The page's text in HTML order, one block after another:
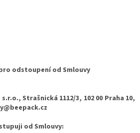
odstoupení od Smlouvy
Strašnická 1112/3, 102 00 Praha 10,
od Smlouvy: